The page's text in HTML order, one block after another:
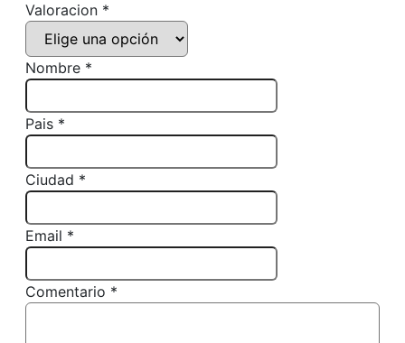
Valoracion *
Nombre *
Pais *
Ciudad *
Email *
Comentario *